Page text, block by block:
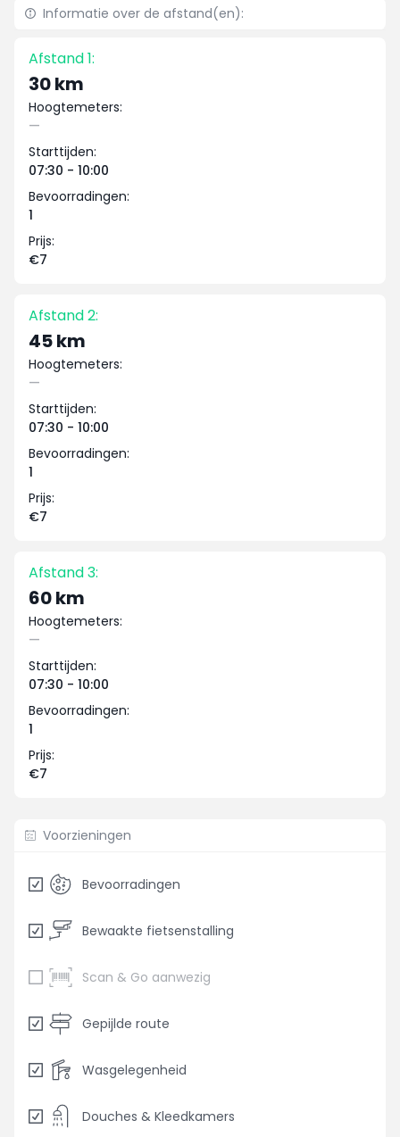
Informatie over de afstand(en):
Afstand 1:
30 km
Hoogtemeters:
—
Starttijden:
07:30 - 10:00
Bevoorradingen:
1
Prijs:
€7
Afstand 2:
45 km
Hoogtemeters:
—
Starttijden:
07:30 - 10:00
Bevoorradingen:
1
Prijs:
€7
Afstand 3:
60 km
Hoogtemeters:
—
Starttijden:
07:30 - 10:00
Bevoorradingen:
1
Prijs:
€7
Voorzieningen
Bevoorradingen
Bewaakte fietsenstalling
Scan & Go aanwezig
Gepijlde route
Wasgelegenheid
Douches & Kleedkamers